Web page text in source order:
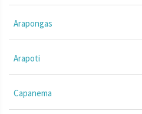
Arapongas
Arapoti
Capanema